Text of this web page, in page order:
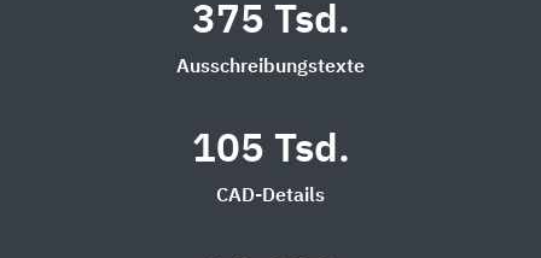
375 Tsd.
Ausschreibungstexte
105 Tsd.
CAD-Details